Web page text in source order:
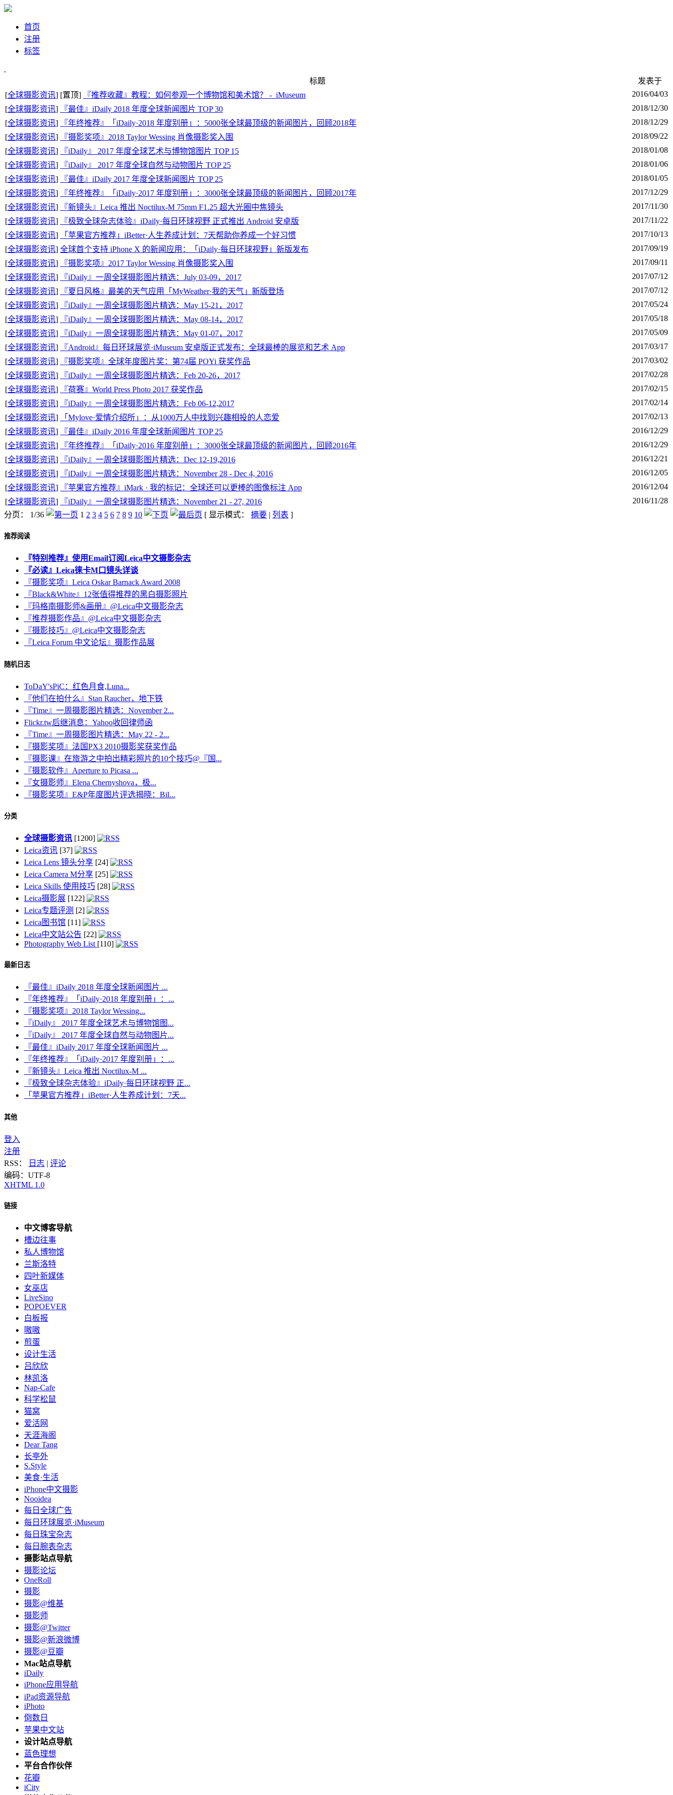
首页
注册
标签
标题
发表于
[全球摄影资讯] [置顶] 『推荐收藏』教程：如何参观一个博物馆和美术馆？ - iMuseum
2016/04/03
[全球摄影资讯] 『最佳』iDaily 2018 年度全球新闻图片 TOP 30
2018/12/30
[全球摄影资讯] 『年终推荐』「iDaily·2018 年度别册」：5000张全球最顶级的新闻图片，回顾2018年
2018/12/29
[全球摄影资讯] 『摄影奖项』2018 Taylor Wessing 肖像摄影奖入围
2018/09/22
[全球摄影资讯] 『iDaily』 2017 年度全球艺术与博物馆图片 TOP 15
2018/01/08
[全球摄影资讯] 『iDaily』 2017 年度全球自然与动物图片 TOP 25
2018/01/06
[全球摄影资讯] 『最佳』iDaily 2017 年度全球新闻图片 TOP 25
2018/01/05
[全球摄影资讯] 『年终推荐』「iDaily·2017 年度别册」：3000张全球最顶级的新闻图片，回顾2017年
2017/12/29
[全球摄影资讯] 『新镜头』Leica 推出 Noctilux-M 75mm F1.25 超大光圈中焦镜头
2017/11/30
[全球摄影资讯] 『极致全球杂志体验』iDaily·每日环球视野 正式推出 Android 安卓版
2017/11/22
[全球摄影资讯] 「苹果官方推荐」iBetter·人生养成计划：7天帮助你养成一个好习惯
2017/10/13
[全球摄影资讯] 全球首个支持 iPhone X 的新闻应用：「iDaily·每日环球视野」新版发布
2017/09/19
[全球摄影资讯] 『摄影奖项』2017 Taylor Wessing 肖像摄影奖入围
2017/09/11
[全球摄影资讯] 『iDaily』一周全球摄影图片精选：July 03-09，2017
2017/07/12
[全球摄影资讯] 『夏日风格』最美的天气应用「MyWeather·我的天气」新版登场
2017/07/12
[全球摄影资讯] 『iDaily』一周全球摄影图片精选：May 15-21，2017
2017/05/24
[全球摄影资讯] 『iDaily』一周全球摄影图片精选：May 08-14，2017
2017/05/18
[全球摄影资讯] 『iDaily』一周全球摄影图片精选：May 01-07，2017
2017/05/09
[全球摄影资讯] 『Android』每日环球展览·iMuseum 安卓版正式发布：全球最棒的展览和艺术 App
2017/03/17
[全球摄影资讯] 『摄影奖项』全球年度图片奖：第74届 POYi 获奖作品
2017/03/02
[全球摄影资讯] 『iDaily』一周全球摄影图片精选：Feb 20-26，2017
2017/02/28
[全球摄影资讯] 『荷赛』World Press Photo 2017 获奖作品
2017/02/15
[全球摄影资讯] 『iDaily』一周全球摄影图片精选：Feb 06-12,2017
2017/02/14
[全球摄影资讯] 「Mylove·爱情介绍所」：从1000万人中找到兴趣相投的人恋爱
2017/02/13
[全球摄影资讯] 『最佳』iDaily 2016 年度全球新闻图片 TOP 25
2016/12/29
[全球摄影资讯] 『年终推荐』「iDaily·2016 年度别册」：3000张全球最顶级的新闻图片，回顾2016年
2016/12/29
[全球摄影资讯] 『iDaily』一周全球摄影图片精选：Dec 12-19,2016
2016/12/21
[全球摄影资讯] 『iDaily』一周全球摄影图片精选：November 28 - Dec 4, 2016
2016/12/05
[全球摄影资讯] 『苹果官方推荐』iMark · 我的标记：全球还可以更棒的图像标注 App
2016/12/04
[全球摄影资讯] 『iDaily』一周全球摄影图片精选：November 21 - 27, 2016
2016/11/28
分页： 1/36
1 2 3 4 5 6 7 8 9 10 [ 显示模式： 摘要 | 列表 ]
推荐阅读
『特别推荐』使用Email订阅Leica中文摄影杂志
『必读』Leica徕卡M口镜头详谈
『摄影奖项』Leica Oskar Barnack Award 2008
『Black&White』12张值得推荐的黑白摄影照片
『玛格南摄影师&画册』@Leica中文摄影杂志
『推荐摄影作品』@Leica中文摄影杂志
『摄影技巧』@Leica中文摄影杂志
『Leica Forum 中文论坛』摄影作品展
随机日志
ToDaY'sPiC：红色月食,Luna...
『他们在拍什么』Stan Raucher，地下铁
『Time』一周摄影图片精选：November 2...
Flickr.tw后继消息：Yahoo收回律师函
『Time』一周摄影图片精选：May 22 - 2...
『摄影奖项』法国PX3 2010摄影奖获奖作品
『摄影课』在旅游之中拍出精彩照片的10个技巧@『国...
『摄影软件』Aperture to Picasa ...
『女摄影师』Elena Chernyshova，极...
『摄影奖项』E&P年度图片评选揭晓：Bil...
分类
全球摄影资讯 [1200]
Leica资讯 [37]
Leica Lens 镜头分享 [24]
Leica Camera M分享 [25]
Leica Skills 使用技巧 [28]
Leica摄影展 [122]
Leica专题评测 [2]
Leica图书馆 [11]
Leica中文站公告 [22]
Photography Web List [110]
最新日志
『最佳』iDaily 2018 年度全球新闻图片 ...
『年终推荐』「iDaily·2018 年度别册」：...
『摄影奖项』2018 Taylor Wessing...
『iDaily』 2017 年度全球艺术与博物馆图...
『iDaily』 2017 年度全球自然与动物图片...
『最佳』iDaily 2017 年度全球新闻图片 ...
『年终推荐』「iDaily·2017 年度别册」：...
『新镜头』Leica 推出 Noctilux-M ...
『极致全球杂志体验』iDaily·每日环球视野 正...
「苹果官方推荐」iBetter·人生养成计划：7天...
其他
登入
注册
RSS：
日志 | 评论
编码：UTF-8
XHTML 1.0
链接
中文博客导航
槽边往事
私人博物馆
兰斯洛特
四叶新媒体
女巫店
LiveSino
POPOEVER
白板报
嗷嗷
煎蛋
设计生活
吕欣欣
林凯洛
Nap-Cafe
科学松鼠
猫窝
爱活网
天涯海阁
Dear Tang
长亭外
S.Style
美食·生活
iPhone中文摄影
Nooidea
每日全球广告
每日环球展览·iMuseum
每日珠宝杂志
每日腕表杂志
摄影站点导航
摄影论坛
OneRoll
摄影
摄影@维基
摄影师
摄影@Twitter
摄影@新浪微博
摄影@豆瓣
Mac站点导航
iDaily
iPhone应用导航
iPad资源导航
iPhoto
倒数日
苹果中文站
设计站点导航
蓝色理想
平台合作伙伴
花瓣
iCity